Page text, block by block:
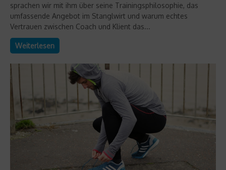
sprachen wir mit ihm über seine Trainingsphilosophie, das
umfassende Angebot im Stanglwirt und warum echtes
Vertrauen zwischen Coach und Klient das...
Weiterlesen